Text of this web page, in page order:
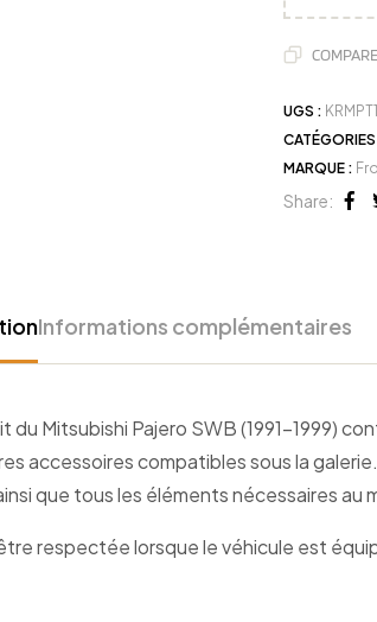
UGS :
MARQUE :
Share:
Informations complémentaires
Mitsubishi Pajero SWB (1991-1999)
accessoires compatibles sous la
que tous les éléments nécessaires au
respectée lorsque le véhicule est